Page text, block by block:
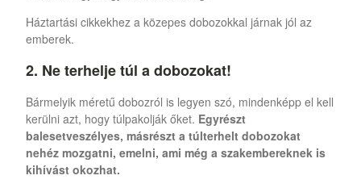
Háztartási cikkekhez a közepes dobozokkal járnak jól az
emberek.
2. Ne terhelje túl a dobozokat!
Bármelyik méretű dobozról is legyen szó, mindenképp el kell
kerülni azt, hogy túlpakolják őket. Egyrészt
balesetveszélyes, másrészt a túlterhelt dobozokat
nehéz mozgatni, emelni, ami még a szakembereknek is
kihívást okozhat.